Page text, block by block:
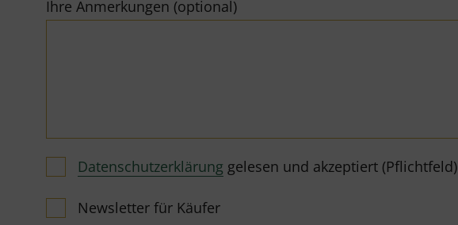
Ihre Anmerkungen (optional)
Datenschutzerklärung gelesen und akzeptiert (Pflichtfeld)
Newsletter für Käufer